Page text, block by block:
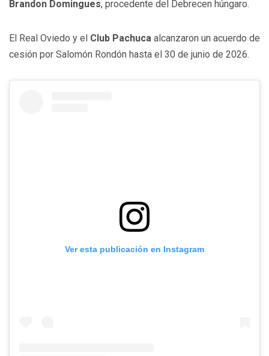
Brandon Domingues, procedente del Debrecen húngaro.
El Real Oviedo y el Club Pachuca alcanzaron un acuerdo de
cesión por Salomón Rondón hasta el 30 de junio de 2026.
Ver esta publicación en Instagram